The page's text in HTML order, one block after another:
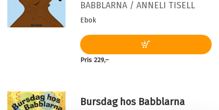
BABBLARNA /ANNELI TISELL
Ebok
Pris 229,–
Bursdag hos Babblarna